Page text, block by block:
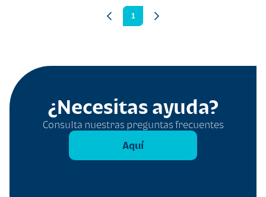
1
¿Necesitas ayuda?
Consulta nuestras preguntas frecuentes
Aquí